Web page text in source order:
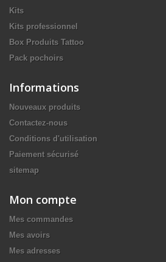
Kits
Kits professionnel
Box Produits Tattoo
Pack pochoirs
Informations
Nouveaux produits
Contactez-nous
Conditions d'utilisation
Paiement sécurisé
sitemap
Mon compte
Mes commandes
Mes avoirs
Mes adresses